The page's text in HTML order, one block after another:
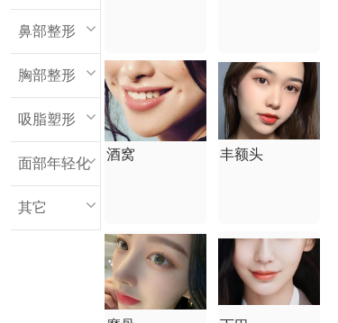
鼻部整形
胸部整形
吸脂塑形
面部年轻化
其它
酒窝 丰额头